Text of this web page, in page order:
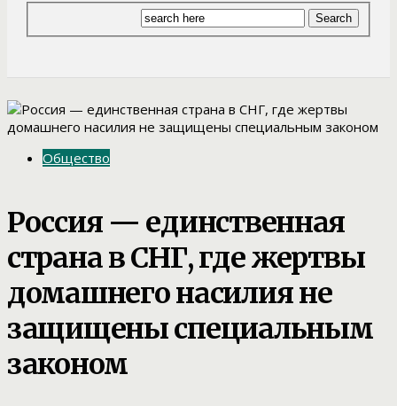
Общество
Россия — единственная
страна в СНГ, где жертвы
домашнего насилия не
защищены специальным
законом